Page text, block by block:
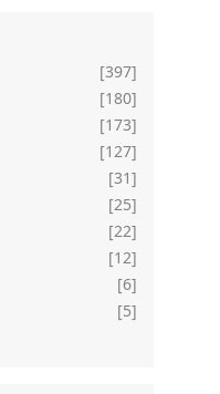
[397]
[180]
[173]
[127]
[31]
[25]
[22]
[12]
[6]
[5]